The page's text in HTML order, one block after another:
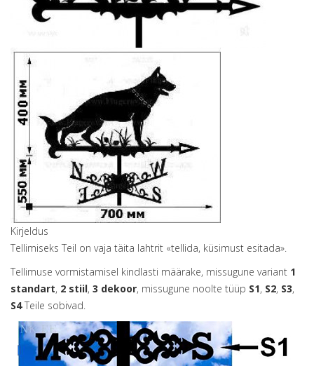
Kirjeldus
Tellimiseks Teil on vaja täita lahtrit «tellida, küsimust esitada».
Tellimuse vormistamisel kindlasti määrake, missugune variant 1
standart, 2 stiil, 3 dekoor, missugune noolte tüüp S1, S2, S3,
S4Teile sobivad.